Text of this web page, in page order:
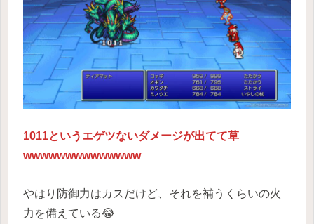
1011というエゲツないダメージが出てて草
wwwwwwwwwwwwww
やはり防御力はカスだけど、それを補うくらいの火
力を備えている😂